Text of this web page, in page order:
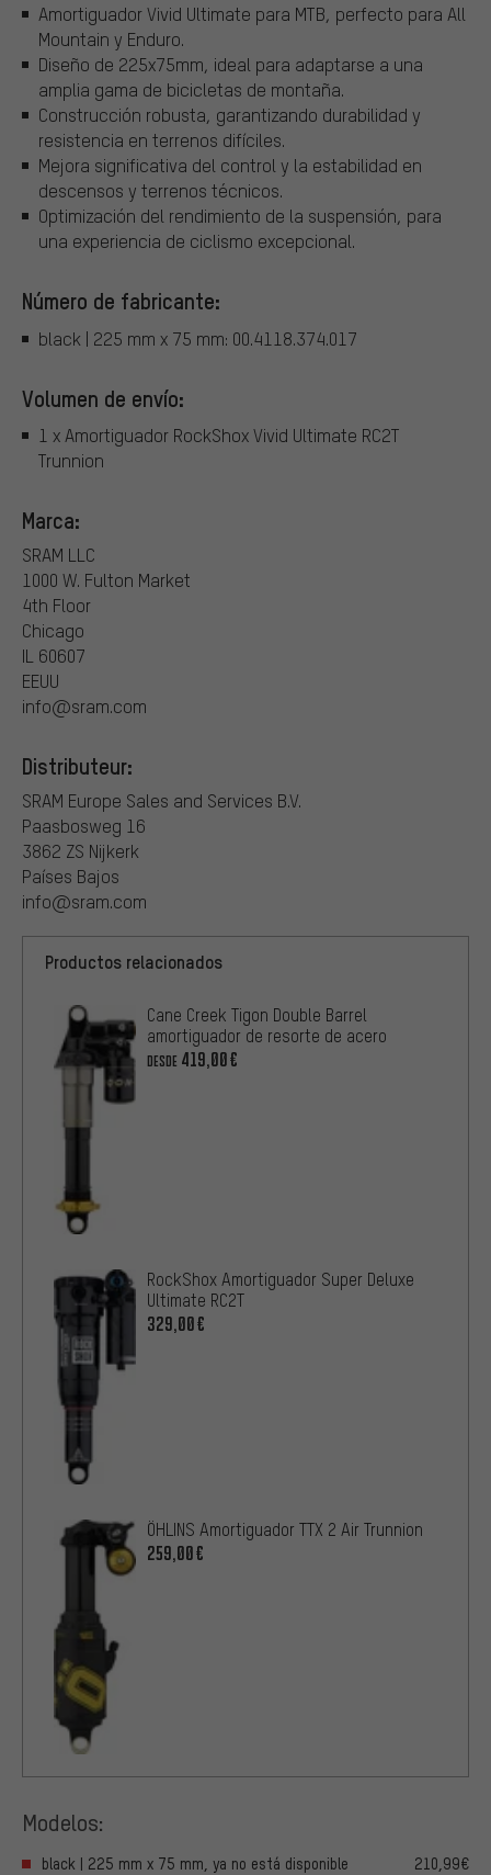
Amortiguador Vivid Ultimate para MTB, perfecto para All
Mountain y Enduro.
Diseño de 225x75mm, ideal para adaptarse a una
amplia gama de bicicletas de montaña.
Construcción robusta, garantizando durabilidad y
resistencia en terrenos difíciles.
Mejora significativa del control y la estabilidad en
descensos y terrenos técnicos.
Optimización del rendimiento de la suspensión, para
una experiencia de ciclismo excepcional.
Número de fabricante:
black | 225 mm x 75 mm: 00.4118.374.017
Volumen de envío:
1 x Amortiguador RockShox Vivid Ultimate RC2T
Trunnion
Marca:
SRAM LLC
1000 W. Fulton Market
4th Floor
Chicago
IL 60607
EEUU
info@sram.com
Distributeur:
SRAM Europe Sales and Services B.V.
Paasbosweg 16
3862 ZS Nijkerk
Países Bajos
info@sram.com
Productos relacionados
Cane Creek Tigon Double Barrel
amortiguador de resorte de acero
DESDE 419,00€
RockShox Amortiguador Super Deluxe
Ultimate RC2T
329,00€
ÖHLINS Amortiguador TTX 2 Air Trunnion
259,00€
Modelos:
black | 225 mm x 75 mm, ya no está disponible 210,99€